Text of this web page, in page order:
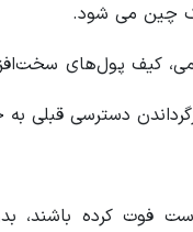
چین می شود.
کیف پول‌های
دسترسی قبلی
فوت کرده باشند،